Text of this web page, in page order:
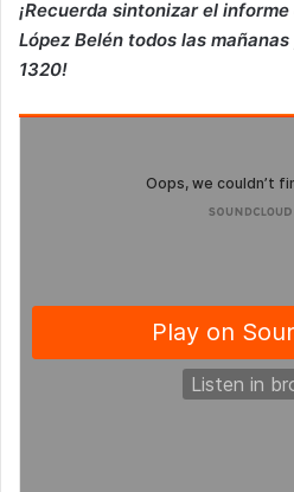
¡Recuerda sintonizar el
López Belén todos las
1320!